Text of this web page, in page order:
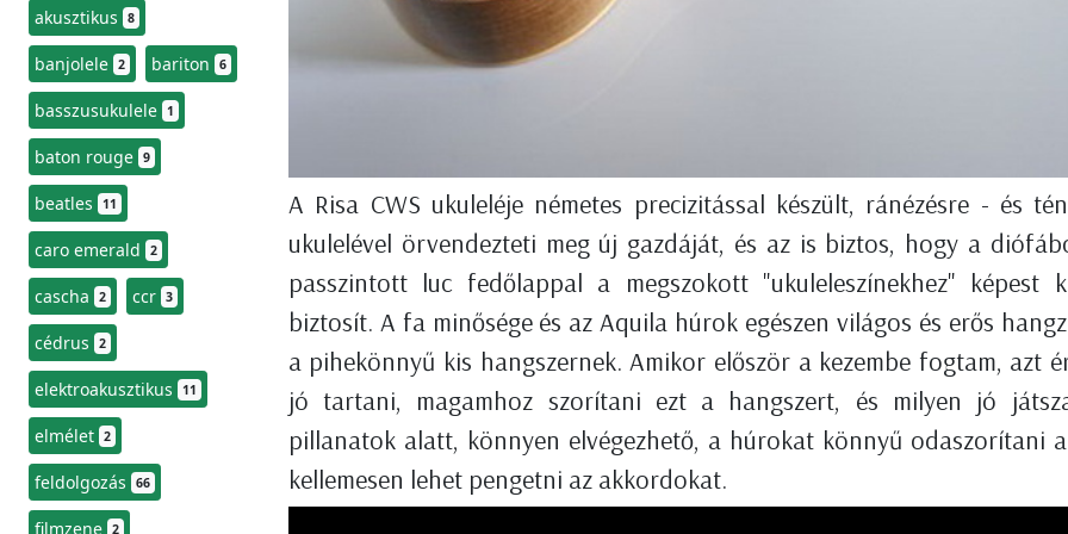
akusztikus 8
banjolele 2 bariton 6
basszusukulele 1
baton rouge 9
beatles 11
caro emerald 2
cascha 2 ccr 3
cédrus 2
elektroakusztikus 11
elmélet 2
feldolgozás 66
filmzene 2
A Risa CWS ukuleléje németes precizitással készült, ránézésre - és
ukulelével örvendezteti meg új gazdáját, és az is biztos, hogy a
passzintott luc fedőlappal a megszokott "ukuleleszínekhez" képest
biztosít. A fa minősége és az Aquila húrok egészen világos és erős
a pihekönnyű kis hangszernek. Amikor először a kezembe fogtam, azt
jó tartani, magamhoz szorítani ezt a hangszert, és milyen jó
pillanatok alatt, könnyen elvégezhető, a húrokat könnyű odaszorítani
kellemesen lehet pengetni az akkordokat.